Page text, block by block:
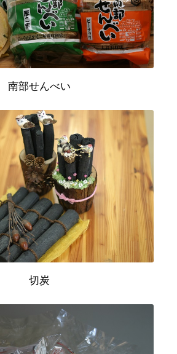
南部せんべい
切炭